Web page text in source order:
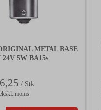
METAL BASE
24V 5W BA15s
/ Stk
moms